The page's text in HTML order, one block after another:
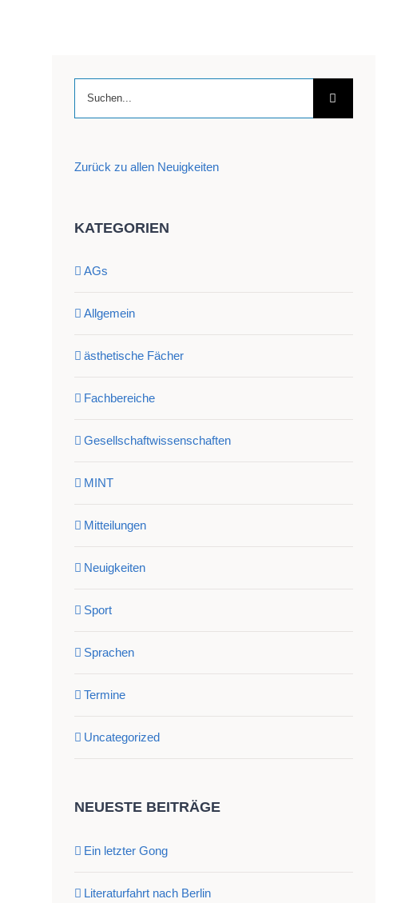
nach:
Zurück zu allen Neuigkeiten
KATEGORIEN
AGs
Allgemein
ästhetische Fächer
Fachbereiche
Gesellschaftwissenschaften
MINT
Mitteilungen
Neuigkeiten
Sport
Sprachen
Termine
Uncategorized
NEUESTE BEITRÄGE
Ein letzter Gong
Literaturfahrt nach Berlin